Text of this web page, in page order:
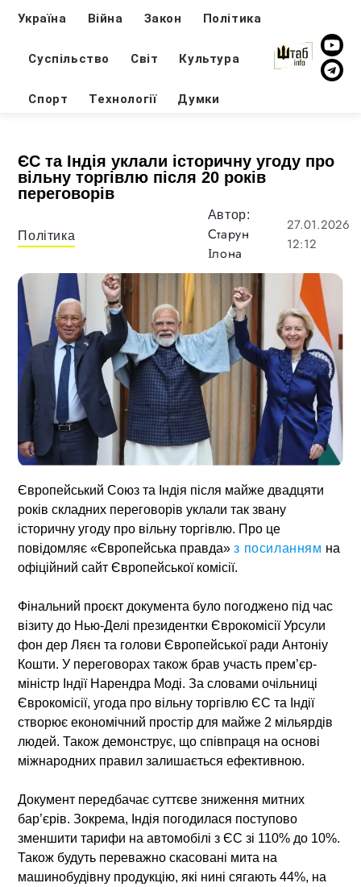
Україна Війна Закон Політика
Суспільство Світ Культура
Спорт Технології Думки
ЄС та Індія уклали історичну угоду про
вільну торгівлю після 20 років
переговорів
Політика
Автор:
Старун
Ілона
27.01.2026
12:12
Європейський Союз та Індія після майже двадцяти
років складних переговорів уклали так звану
історичну угоду про вільну торгівлю. Про це
повідомляє «Європейська правда»з посиланням на
офіційний сайт Європейської комісії.
Фінальний проєкт документа було погоджено під час
візиту до Нью-Делі президентки Єврокомісії Урсули
фон дер Ляєн та голови Європейської ради Антоніу
Кошти. У переговорах також брав участь прем’єр-
міністр Індії Нарендра Моді. За словами очільниці
Єврокомісії, угода про вільну торгівлю ЄС та Індії
створює економічний простір для майже 2 мільярдів
людей. Також демонструє, що співпраця на основі
міжнародних правил залишається ефективною.
Документ передбачає суттєве зниження митних
бар’єрів. Зокрема, Індія погодилася поступово
зменшити тарифи на автомобілі з ЄС зі 110% до 10%.
Також будуть переважно скасовані мита на
машинобудівну продукцію, які нині сягають 44%, на